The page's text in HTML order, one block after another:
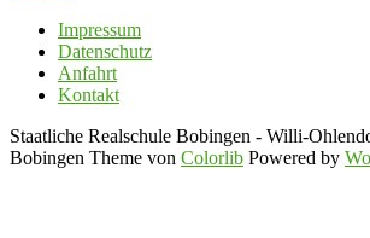
Impressum
Datenschutz
Anfahrt
Kontakt
Staatliche Realschule Bobingen - Willi-
Bobingen Theme von Colorlib Powered by